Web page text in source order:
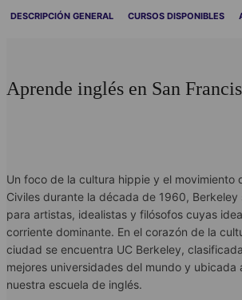
DESCRIPCIÓN GENERAL CURSOS DISPONIBLES
Aprende inglés en San
Un foco de la cultura hippie y el movimiento
Civiles durante la década de 1960, Berkeley
para artistas, idealistas y filósofos cuyas
corriente dominante. En el corazón de la
ciudad se encuentra UC Berkeley,
mejores universidades del mundo y ubicada
nuestra escuela de inglés.